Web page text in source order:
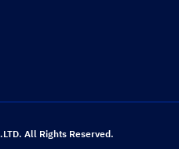
All Rights Reserved.